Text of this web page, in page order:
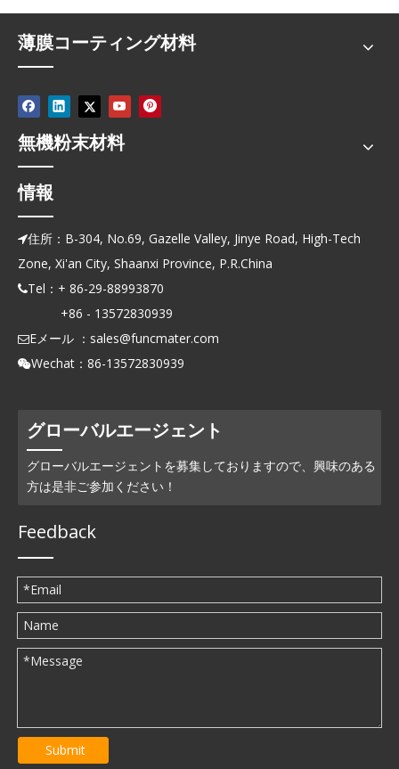
薄膜コーティング材料
無機粉末材料
情報
住所：B-304, No.69, Gazelle Valley, Jinye Road, High-Tech
Zone, Xi'an City, Shaanxi Province, P.R.China
Tel：+ 86-29-88993870
+86 - 13572830939
Eメール ： sales@funcmater.com
Wechat：86-13572830939
グローバルエージェント
グローバルエージェントを募集しておりますので、興味のある
方は是非ご参加ください！
Feedback
Submit